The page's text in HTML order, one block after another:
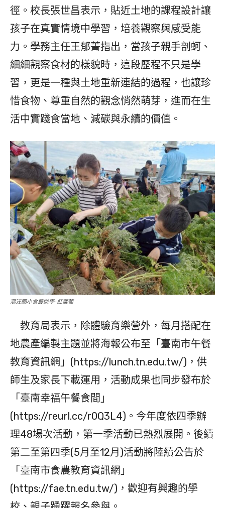
徑。校長張世昌表示，貼近土地的課程設計讓
孩子在真實情境中學習，培養觀察與感受能
力。學務主任王郁菁指出，當孩子親手剖蚵、
細細觀察食材的樣貌時，這段歷程不只是學
習，更是一種與土地重新連結的過程，也讓珍
惜食物、尊重自然的觀念悄然萌芽，進而在生
活中實踐食當地、減碳與永續的價值。
漚汪國小食農遊學-紅蘿蔔
教育局表示，除體驗育樂營外，每月搭配在
地農產編製主題並將海報公布至「臺南市午餐
教育資訊網」(https://lunch.tn.edu.tw/)，供
師生及家長下載運用，活動成果也同步發布於
「臺南幸福午餐食間」
(https://reurl.cc/r0Q3L4)。今年度依四季辦
理48場次活動，第一季活動已熱烈展開。後續
第二至第四季(5月至12月)活動將陸續公告於
「臺南市食農教育資訊網」
(https://fae.tn.edu.tw/)，歡迎有興趣的學